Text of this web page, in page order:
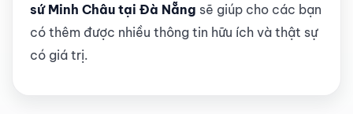
sứ Minh Châu tại Đà Nẵng sẽ giúp cho các bạn
có thêm được nhiều thông tin hữu ích và thật sự
có giá trị.